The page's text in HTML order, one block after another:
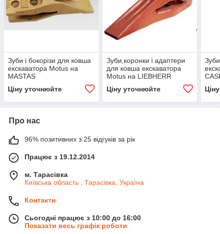
Зуби і бокорізи для ковша
екскаватора Motus на
MASTAS
Ціну уточнюйте
Зуби,коронки і адаптери
для ковша екскаватора
Motus на LIEBHERR
Ціну уточнюйте
Про нас
96% позитивних з 25 відгуків за рік
Працює з 19.12.2014
м. Тарасівка
Київська область , Тарасівка, Україна
Контакти
Сьогодні працює з 10:00 до 16:00
Показати весь графік роботи